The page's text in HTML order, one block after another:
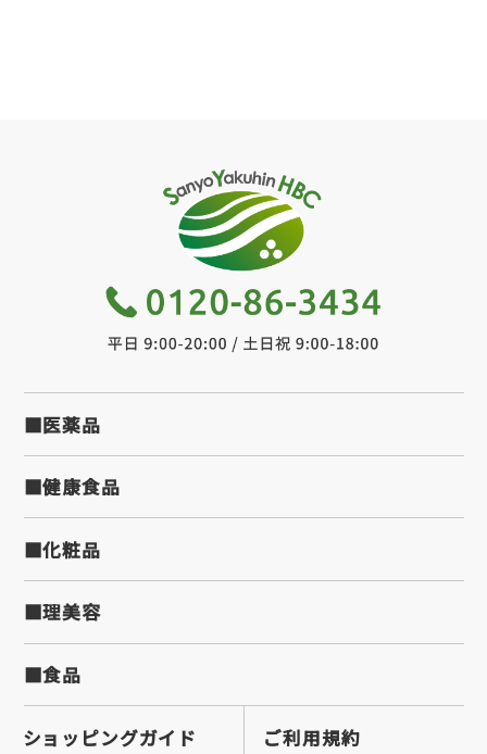
■医薬品
■健康食品
■化粧品
■理美容
■食品
ショッピングガイド ご利用規約